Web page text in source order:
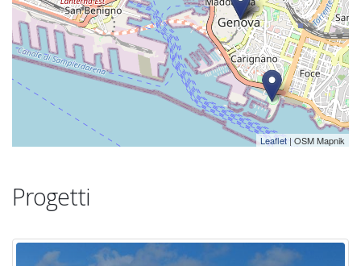
Leaflet| OSM Mapnik
Progetti